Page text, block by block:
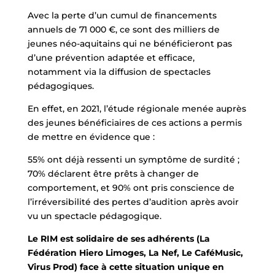
Avec la perte d’un cumul de financements
annuels de 71 000 €, ce sont des milliers de
jeunes néo-aquitains qui ne bénéficieront pas
d’une prévention adaptée et efficace,
notamment via la diffusion de spectacles
pédagogiques.
En effet, en 2021, l’étude régionale menée auprès
des jeunes bénéficiaires de ces actions a permis
de mettre en évidence que :
55% ont déjà ressenti un symptôme de surdité ;
70% déclarent être prêts à changer de
comportement, et 90% ont pris conscience de
l’irréversibilité des pertes d’audition après avoir
vu un spectacle pédagogique.
Le RIM est solidaire de ses adhérents (La
Fédération Hiero Limoges, La Nef, Le CaféMusic,
Virus Prod) face à cette situation unique en